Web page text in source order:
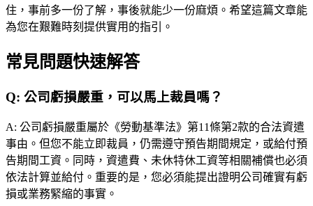
住，事前多一份了解，事後就能少一份麻煩。希望這篇文章能
為您在艱難時刻提供實用的指引。
常見問題快速解答
Q: 公司虧損嚴重，可以馬上裁員嗎？
A: 公司虧損嚴重屬於《勞動基準法》第11條第2款的合法資遣
事由。但您不能立即裁員，仍需遵守預告期間規定，或給付預
告期間工資。同時，資遣費、未休特休工資等相關補償也必須
依法計算並給付。重要的是，您必須能提出證明公司確實有虧
損或業務緊縮的事實。